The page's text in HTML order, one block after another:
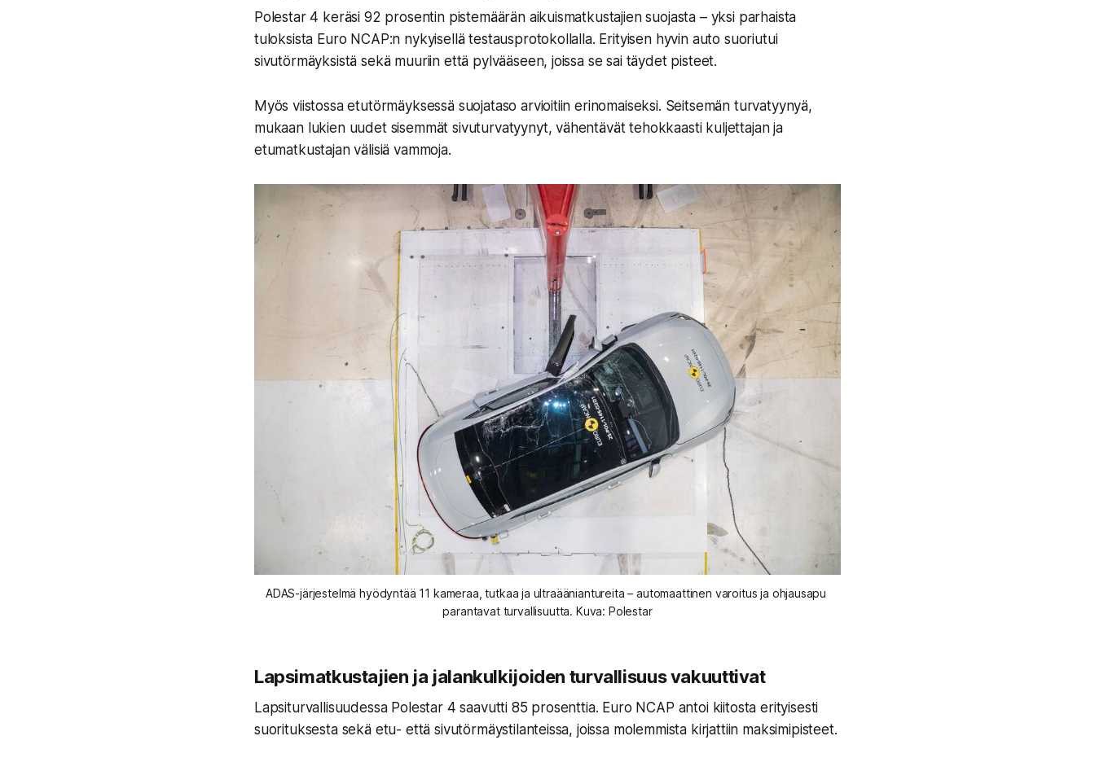
Polestar 4 keräsi 92 prosentin pistemäärän aikuismatkustajien suojasta – yksi parhaista
tuloksista Euro NCAP:n nykyisellä testausprotokollalla. Erityisen hyvin auto suoriutui
sivutörmäyksistä sekä muuriin että pylvääseen, joissa se sai täydet pisteet.
Myös viistossa etutörmäyksessä suojataso arvioitiin erinomaiseksi. Seitsemän turvatyynyä,
mukaan lukien uudet sisemmät sivuturvatyynyt, vähentävät tehokkaasti kuljettajan ja
etumatkustajan välisiä vammoja.
ADAS-järjestelmä hyödyntää 11 kameraa, tutkaa ja ultraääniantureita – automaattinen varoitus ja ohjausapu
parantavat turvallisuutta. Kuva: Polestar
Lapsimatkustajien ja jalankulkijoiden turvallisuus vakuuttivat
Lapsiturvallisuudessa Polestar 4 saavutti 85 prosenttia. Euro NCAP antoi kiitosta erityisesti
suorituksesta sekä etu- että sivutörmäystilanteissa, joissa molemmista kirjattiin maksimipisteet.